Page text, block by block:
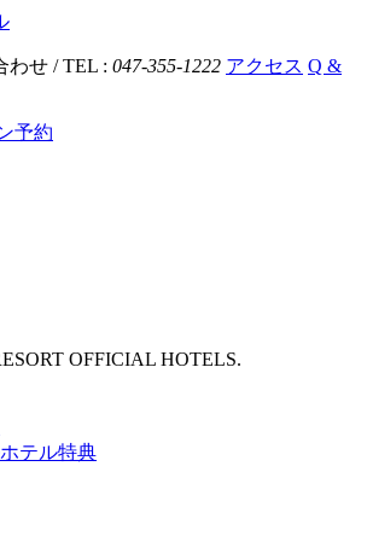
わせ / TEL : 047-355-1222 アクセス Q &
予約
OFFICIAL HOTELS.
テル特典